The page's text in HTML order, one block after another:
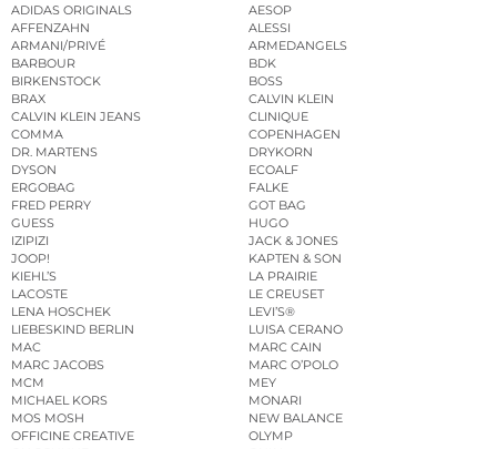
ADIDAS ORIGINALS
AESOP
AFFENZAHN
ALESSI
ARMANI/PRIVÉ
ARMEDANGELS
BARBOUR
BDK
BIRKENSTOCK
BOSS
BRAX
CALVIN KLEIN
CALVIN KLEIN JEANS
CLINIQUE
COMMA
COPENHAGEN
DR. MARTENS
DRYKORN
DYSON
ECOALF
ERGOBAG
FALKE
FRED PERRY
GOT BAG
GUESS
HUGO
IZIPIZI
JACK & JONES
JOOP!
KAPTEN & SON
KIEHL’S
LA PRAIRIE
LACOSTE
LE CREUSET
LENA HOSCHEK
LEVI’S®
LIEBESKIND BERLIN
LUISA CERANO
MAC
MARC CAIN
MARC JACOBS
MARC O’POLO
MCM
MEY
MICHAEL KORS
MONARI
MOS MOSH
NEW BALANCE
OFFICINE CREATIVE
OLYMP